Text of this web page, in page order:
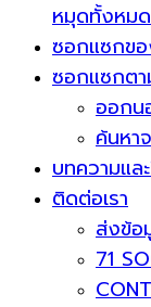
หมุดทั้งหมด
ซอกแซกข
ซอกแซกต
ออกน
ค้นหา
บทความแล
ติดต่อเรา
ส่งข้อ
71